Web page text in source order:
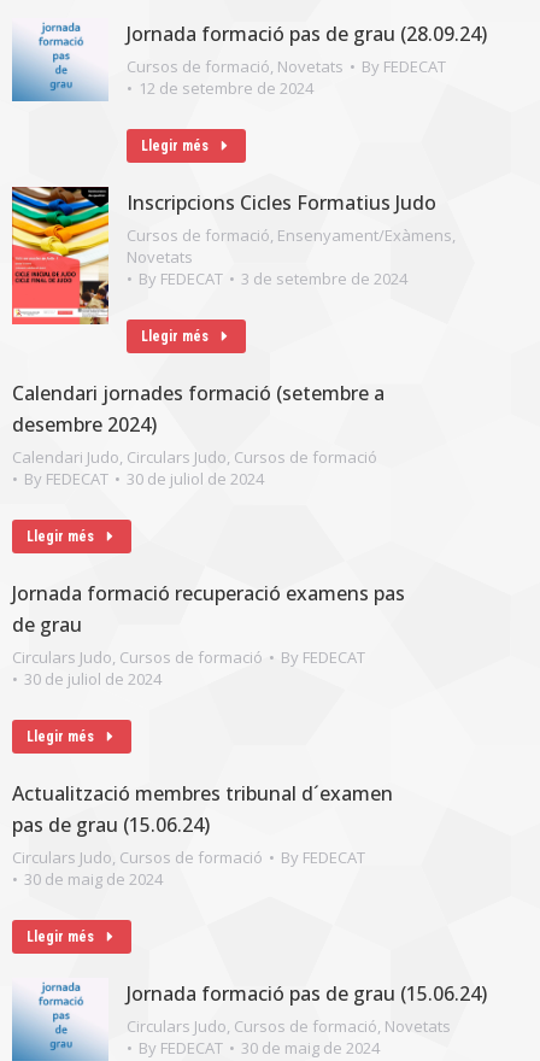
Jornada formació pas de grau (28.09.24)
Cursos de formació, Novetats By FEDECAT
12 de setembre de 2024
Llegir més
Inscripcions Cicles Formatius Judo
Cursos de formació, Ensenyament/Exàmens,
Novetats
By FEDECAT 3 de setembre de 2024
Llegir més
Calendari jornades formació (setembre a
desembre 2024)
Calendari Judo, Circulars Judo, Cursos de formació
By FEDECAT 30 de juliol de 2024
Llegir més
Jornada formació recuperació examens pas
de grau
Circulars Judo, Cursos de formació By FEDECAT
30 de juliol de 2024
Llegir més
Actualització membres tribunal d´examen
pas de grau (15.06.24)
Circulars Judo, Cursos de formació By FEDECAT
30 de maig de 2024
Llegir més
Jornada formació pas de grau (15.06.24)
Circulars Judo, Cursos de formació, Novetats
By FEDECAT 30 de maig de 2024